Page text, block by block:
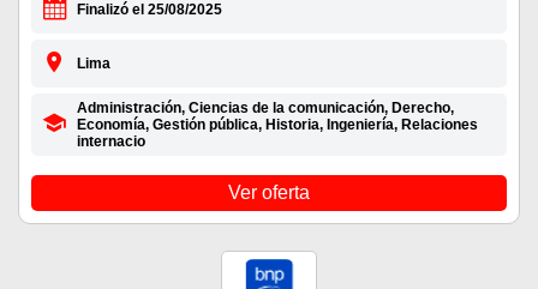
Finalizó el 25/08/2025
Lima
Administración, Ciencias de la comunicación, Derecho,
Economía, Gestión pública, Historia, Ingeniería, Relaciones
internacio
Ver oferta